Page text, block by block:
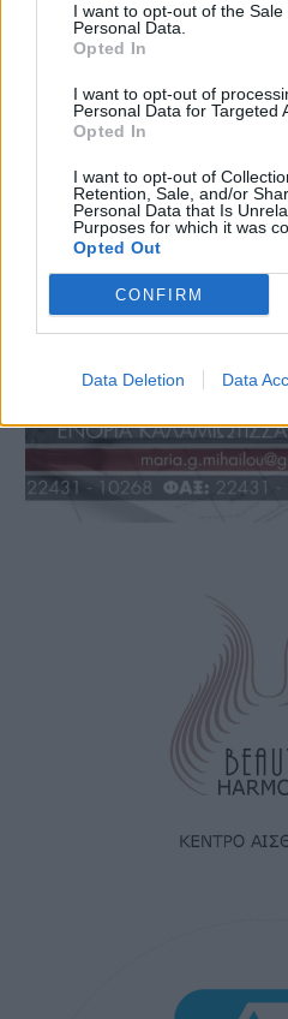
I want to opt-out of the Sale
Personal Data.
Opted In
I want to opt-out of
Personal Data for Targeted
Opted In
I want to opt-out of
Retention, Sale, and/or
Personal Data that Is
Purposes for which it was
Opted Out
CONFIRM
Data Deletion Data